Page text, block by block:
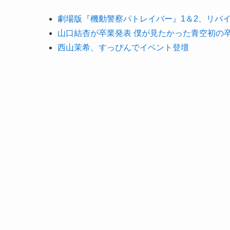
劇場版『機動警察パトレイバー』1＆2、リバ
山口結杏が卒業発表 僕が見たかった青空初の
西山茉希、すっぴんでイベント登壇